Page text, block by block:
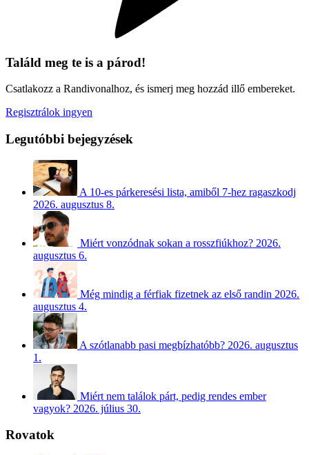
Találd meg te is a párod!
Csatlakozz a Randivonalhoz, és ismerj meg hozzád illő embereket.
Regisztrálok ingyen
Legutóbbi bejegyzések
A 10-es párkeresési lista, amiből 7-hez ragaszkodj
2026. augusztus 8.
Miért vonzódnak sokan a rosszfiúkhoz? 2026.
augusztus 6.
Még mindig a férfiak fizetnek az első randin 2026.
augusztus 4.
A szótlanabb pasi megbízhatóbb? 2026. augusztus
1.
Miért nem találok párt, pedig rendes ember
vagyok? 2026. július 30.
Rovatok